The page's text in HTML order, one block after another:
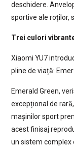
deschidere.
sportive ale roților,
Trei culori
Xiaomi YU7
pline de viață:
Emerald Green,
excepțional de
mașinilor sport
acest finisaj
un sistem complex